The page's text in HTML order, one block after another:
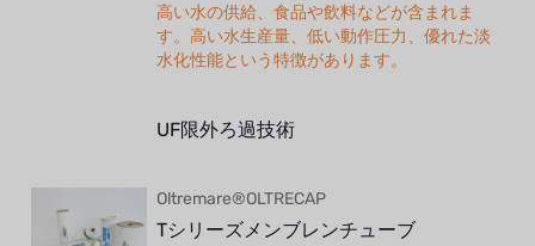
高い水の供給、食品や飲料などが含まれま
す。高い水生産量、低い動作圧力、優れた淡
水化性能という特徴があります。
UF限外ろ過技術
Oltremare®OLTRECAP
Tシリーズメンブレンチューブ